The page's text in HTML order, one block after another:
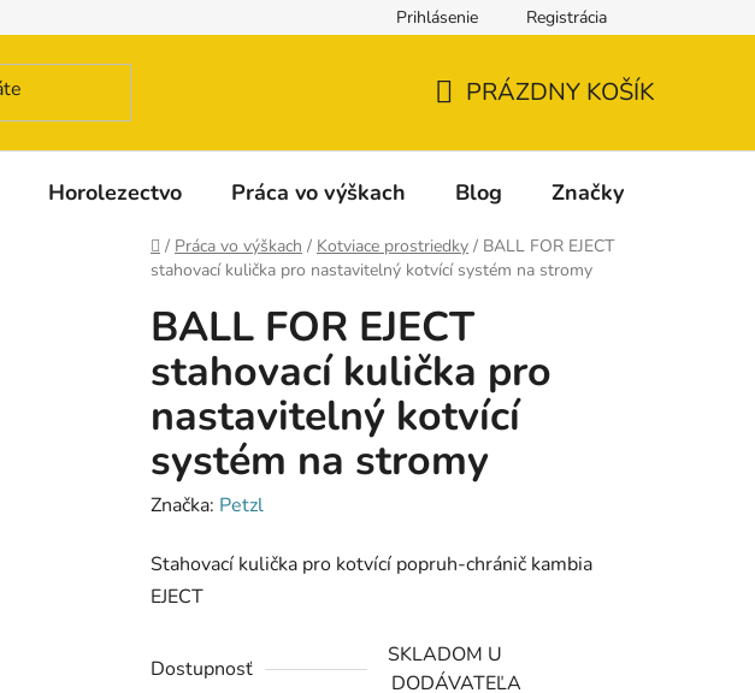
Reklamácia a vrátenie tovaru
Prihlásenie Registrácia
KOŠÍK
PRÁZDNY KOŠÍK
Horolezectvo Práca vo výškach Blog Značky
Domov
/ Práca vo výškach / Kotviace prostriedky / BALL FOR EJECT
stahovací kulička pro nastavitelný kotvící systém na stromy
BALL FOR EJECT
stahovací kulička pro
nastavitelný kotvící
systém na stromy
Značka: Petzl
Stahovací kulička pro kotvící popruh-chránič kambia
EJECT
Dostupnosť
SKLADOM U
DODÁVATEĽA